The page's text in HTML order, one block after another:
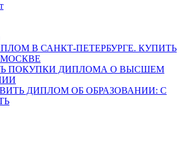
В САНКТ-ПЕТЕРБУРГЕ. КУПИТЬ
ПОКУПКИ ДИПЛОМА О ВЫСШЕМ
ДИПЛОМ ОБ ОБРАЗОВАНИИ: С